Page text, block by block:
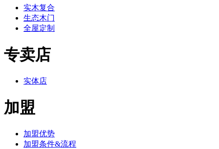
实木复合
生态木门
全屋定制
专卖店
实体店
加盟
加盟优势
加盟条件&流程